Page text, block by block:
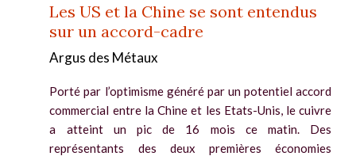
Les US et la Chine se sont entendus
sur un accord-cadre
Argus des Métaux
Porté par l’optimisme généré par un potentiel accord
commercial entre la Chine et les Etats-Unis, le cuivre
a atteint un pic de 16 mois ce matin. Des
représentants des deux premières économies